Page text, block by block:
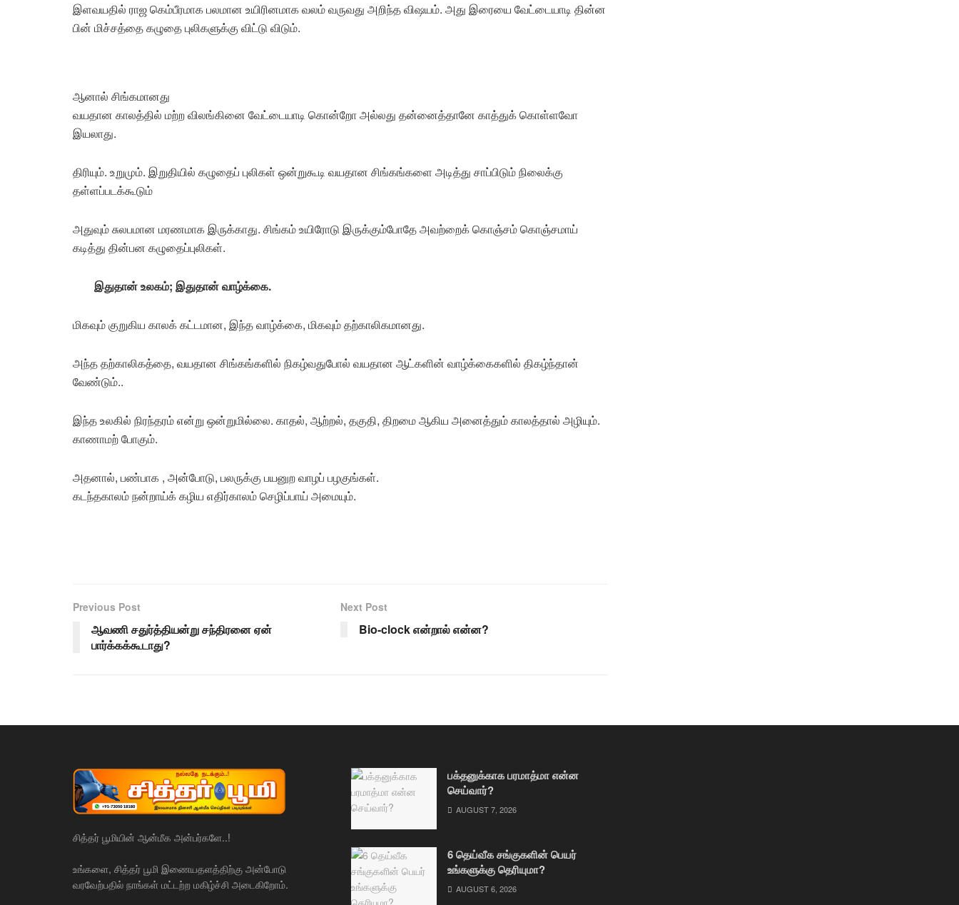
இளவயதில்‌ ராஜ கெம்பீரமாக பலமான உயிரினமாக வலம் வருவது அறிந்த விஷயம். அது இரையை வேட்டையாடி தின்ன
பின் மிச்சத்தை கழுதை புலிகளுக்கு விட்டு விடும்.
ஆனால் சிங்கமானது
வயதான காலத்தில் மற்ற விலங்கினை வேட்டையாடி கொன்றோ அல்லது தன்னைத்தானே காத்துக் கொள்ளவோ
இயலாது.
திரியும். உறுமும். இறுதியில் கழுதைப் புலிகள் ஒன்றுகூடி வயதான சிங்கங்களை அடித்து சாப்பிடும் நிலைக்கு
தள்ளப்படக்கூடும்
அதுவும் சுலபமான மரணமாக இருக்காது. சிங்கம் உயிரோடு இருக்கும்போதே அவற்றைக் கொஞ்சம் கொஞ்சமாய்
கடித்து தின்பன கழுதைப்புலிகள்.
இதுதான் உலகம்; இதுதான் வாழ்க்கை.
மிகவும் குறுகிய காலக் கட்டமான, இந்த வாழ்க்கை, மிகவும் தற்காலிகமானது.
அந்த தற்காலிகத்தை, வயதான சிங்கங்களில் நிகழ்வதுபோல் வயதான ஆட்களின் வாழ்க்கைகளில் திகழ்ந்தான்
வேண்டும்..
இந்த உலகில் நிரந்தரம் என்று ஒன்றுமில்லை. காதல், ஆற்றல், தகுதி, திறமை ஆகிய அனைத்தும் காலத்தால் அழியும்.
காணாமற் போகும்.
அதனால், பண்பாக , அன்போடு, பலருக்கு பயனுற வாழப் பழகுங்கள்.
கடந்தகாலம் நன்றாய்க் கழிய எதிர்காலம் செழிப்பாய் அமையும்.
Previous Post
ஆவணி சதுர்த்தியன்று சந்திரனை ஏன்
பார்க்கக்கூடாது?
Next Post
Bio-clock என்றால் என்ன?
சித்தர் பூமியின் ஆன்மீக அன்பர்களே..!
உங்களை, சித்தர் பூமி இணையதளத்திற்கு அன்போடு
வரவேற்பதில் நாங்கள் மட்டற்ற மகிழ்ச்சி அடைகிறோம்.
பக்தனுக்காக பரமாத்மா என்ன
செய்வார்?
AUGUST 7, 2026
6 தெய்வீக சங்குகளின் பெயர்
உங்களுக்கு தெரியுமா?
AUGUST 6, 2026